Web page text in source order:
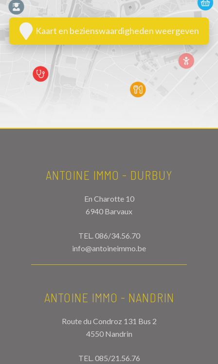
Kaart en bezienswaardigheden weergeven
ANTOINE IMMO - DURBUY
En Charotte 10
6940 Barvaux
TEL.086/34.56.70
info@antoineimmo.be
ANTOINE IMMO - NANDRIN
Route du Condroz 131 Bus 2
4550 Nandrin
TEL.085/21.56.76